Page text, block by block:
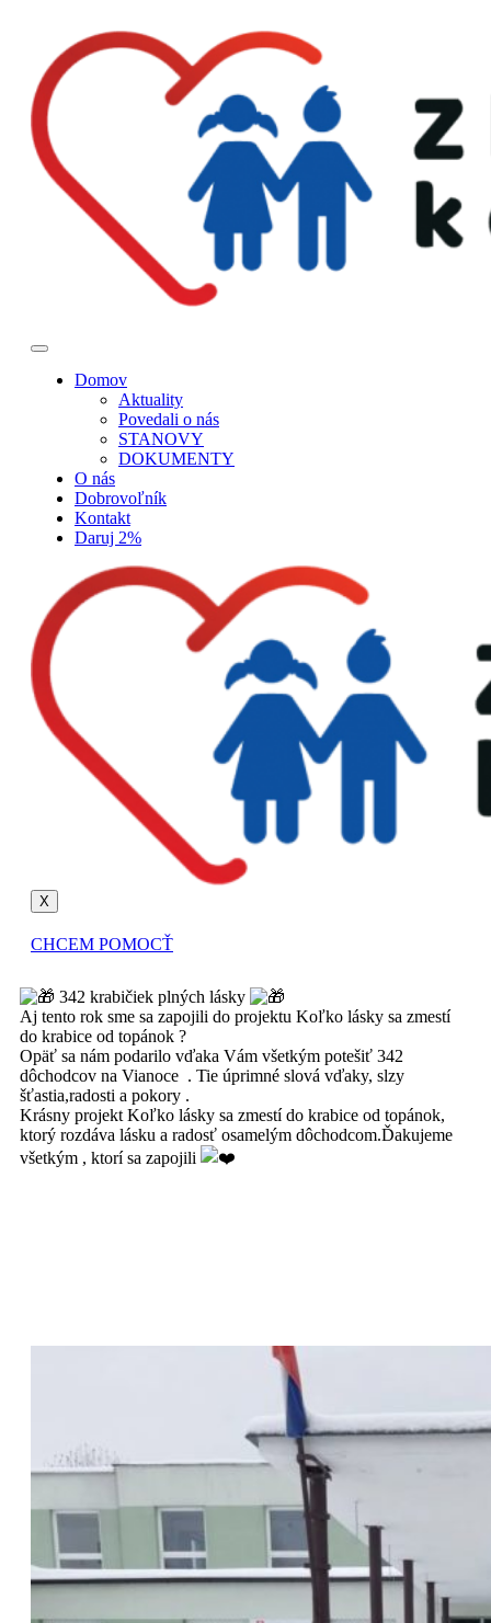
Domov
Aktuality
Povedali o nás
STANOVY
DOKUMENTY
O nás
Dobrovoľník
Kontakt
Daruj 2%
X
CHCEM POMOCŤ
342 krabičiek plných lásky
Aj tento rok sme sa zapojili do projektu Koľko lásky sa zmestí
do krabice od topánok ?
Opäť sa nám podarilo vďaka Vám všetkým potešiť 342
dôchodcov na Vianoce . Tie úprimné slová vďaky, slzy
šťastia,radosti a pokory .
Krásny projekt Koľko lásky sa zmestí do krabice od topánok,
ktorý rozdáva lásku a radosť osamelým dôchodcom.Ďakujeme
všetkým , ktorí sa zapojili